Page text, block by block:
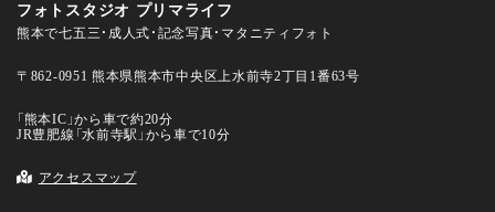
フォトスタジオ プリマライフ
熊本で七五三・成人式・記念写真・マタニティフォト
〒862-0951 熊本県熊本市中央区上水前寺2丁目1番63号
「熊本IC」から車で約20分
JR豊肥線「水前寺駅」から車で10分
アクセスマップ